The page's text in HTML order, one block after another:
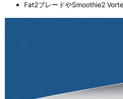
Fat2ブレードやSmoothie2